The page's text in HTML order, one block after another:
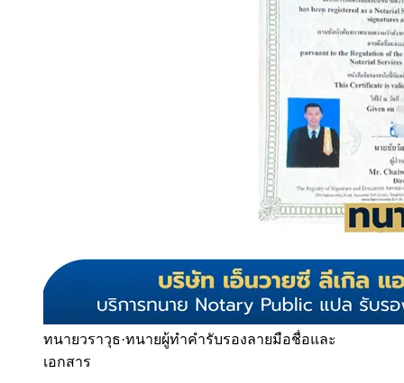
ทนายวราวุธ·ทนายผู้ทำคำรับรองลายมือชื่อและ
เอกสาร